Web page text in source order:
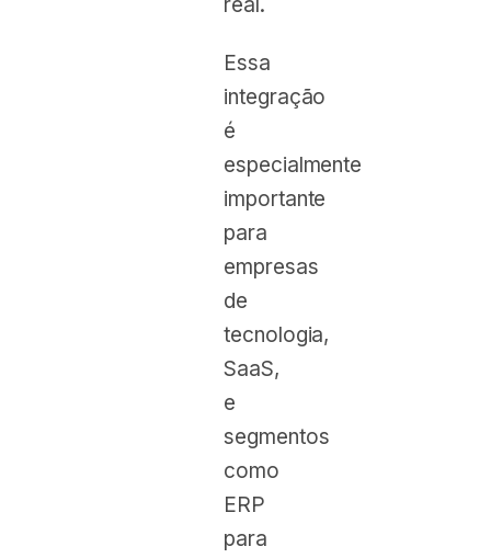
Essa
integração
é
especialmente
importante
para
empresas
de
tecnologia,
SaaS,
e
segmentos
como
ERP
para